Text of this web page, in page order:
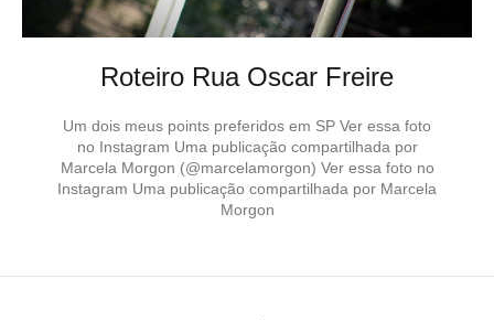
Roteiro Rua Oscar Freire
Um dois meus points preferidos em SP Ver essa foto
no Instagram Uma publicação compartilhada por
Marcela Morgon (@marcelamorgon) Ver essa foto no
Instagram Uma publicação compartilhada por Marcela
Morgon